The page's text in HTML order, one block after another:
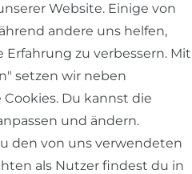
AGB
Widerrufs­recht
Website. Einige von
andere uns helfen,
zu verbessern. Mit
setzen wir neben
Du kannst die
und ändern.
den von uns verwendeten
als Nutzer findest du in